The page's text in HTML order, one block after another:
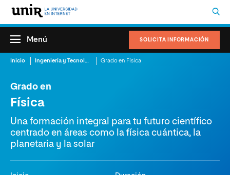
SOLICITA INFORMACIÓN
Menú
Inicio Ingeniería y Tecnología Grado en Física
Grado en
Física
Una formación integral para tu futuro científico
centrado en áreas como la física cuántica, la
planetaria y la solar